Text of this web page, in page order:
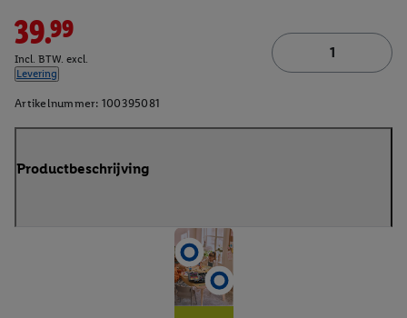
39.99
Incl. BTW. excl.
Levering
Artikelnummer: 100395081
Productbeschrijving